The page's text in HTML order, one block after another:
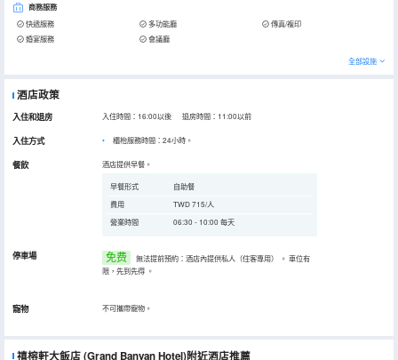
商務服務
快遞服務 多功能廳
傳真/複印
婚宴服務
會議廳
全部設施
酒店政策
入住和退房 入住時間：16:00以後 退房時間：11:00以前
入住方式 櫃枱服務時間：24小時。
餐飲 酒店提供早餐。
早餐形式
自助餐
費用
TWD 715/人
營業時間
06:30 - 10:00 每天
停車場 免费 無法提前預約：酒店內提供私人（住客專用） 。 車位有
限，先到先得 。
寵物 不可攜帶寵物。
禧榕軒大飯店(Grand Banyan Hotel)附近酒店推薦